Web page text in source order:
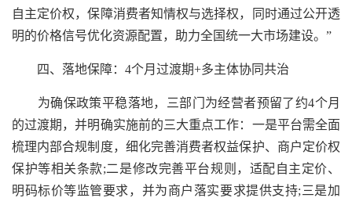
自主定价权，保障消费者知情权与选择权，同时通过公开透
明的价格信号优化资源配置，助力全国统一大市场建设。”
四、落地保障：4个月过渡期+多主体协同共治
为确保政策平稳落地，三部门为经营者预留了约4个月
的过渡期，并明确实施前的三大重点工作：一是平台需全面
梳理内部合规制度，细化完善消费者权益保护、商户定价权
保护等相关条款;二是修改完善平台规则，适配自主定价、
明码标价等监管要求，并为商户落实要求提供支持;三是加